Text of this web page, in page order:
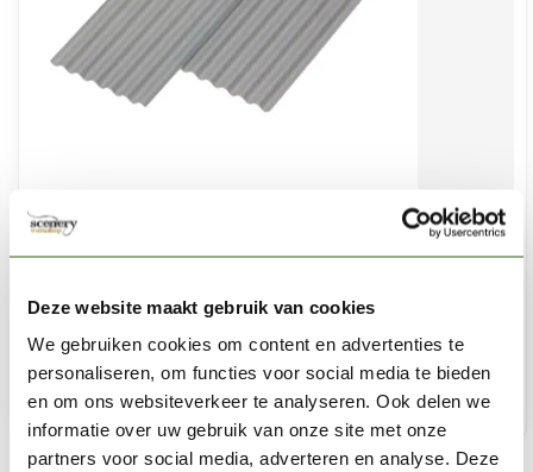
Deze website maakt gebruik van cookies
We gebruiken cookies om content en advertenties te
personaliseren, om functies voor social media te bieden
en om ons websiteverkeer te analyseren. Ook delen we
informatie over uw gebruik van onze site met onze
partners voor social media, adverteren en analyse. Deze
JUWEELA
Golfplaten Grijs - 30x - 23259
€13,95
Niet op voorraad